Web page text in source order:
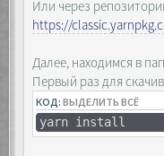
Или через
https://
Далее, находимся в
Первый раз для
КОД:ВЫДЕЛИТЬ ВСЁ
yarn install